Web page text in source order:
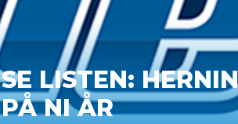
SE LISTEN:
PÅ NI ÅR